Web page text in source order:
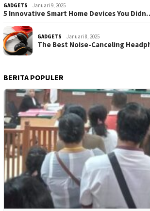
GADGETS Januari 9, 2025
5 Innovative Smart Home Devices You
GADGETS Januari 8, 2025
The Best Noise-Canceling
BERITA POPULER